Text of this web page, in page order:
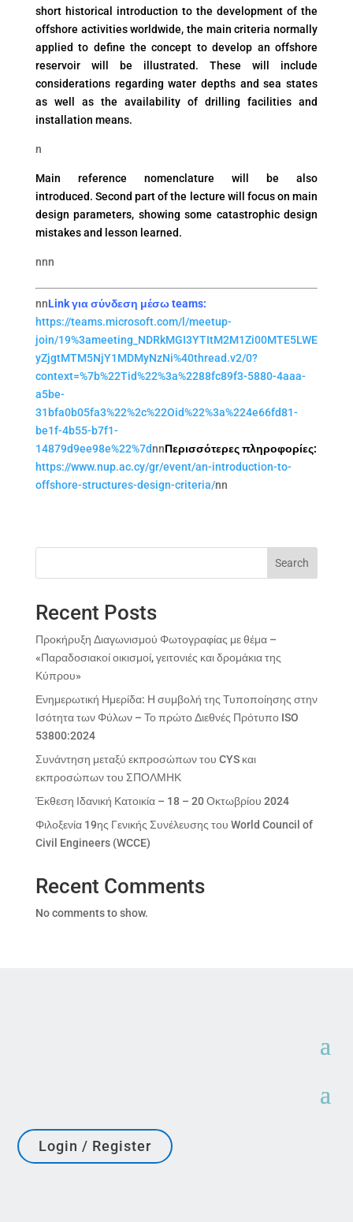
short historical introduction to the development of the
offshore activities worldwide, the main criteria normally
applied to define the concept to develop an offshore
reservoir will be illustrated. These will include
considerations regarding water depths and sea states
as well as the availability of drilling facilities and
installation means.
n
Main reference nomenclature will be also
introduced. Second part of the lecture will focus on main
design parameters, showing some catastrophic design
mistakes and lesson learned.
nnn
nnLink για σύνδεση μέσω teams:
https://teams.microsoft.com/l/meetup-
join/19%3ameeting_NDRkMGI3YTItM2M1Zi00MTE5LWE
yZjgtMTM5NjY1MDMyNzNi%40thread.v2/0?
context=%7b%22Tid%22%3a%2288fc89f3-5880-4aaa-
a5be-
31bfa0b05fa3%22%2c%22Oid%22%3a%224e66fd81-
be1f-4b55-b7f1-
14879d9ee98e%22%7dnnΠερισσότερες πληροφορίες:
https://www.nup.ac.cy/gr/event/an-introduction-to-
offshore-structures-design-criteria/nn
Search
Recent Posts
Προκήρυξη Διαγωνισμού Φωτογραφίας με θέμα –
«Παραδοσιακοί οικισμοί, γειτονιές και δρομάκια της
Κύπρου»
Ενημερωτική Ημερίδα: Η συμβολή της Τυποποίησης στην
Ισότητα των Φύλων – Το πρώτο Διεθνές Πρότυπο ISO
53800:2024
Συνάντηση μεταξύ εκπροσώπων του CYS και
εκπροσώπων του ΣΠΟΛΜΗΚ
Έκθεση Ιδανική Κατοικία – 18 – 20 Οκτωβρίου 2024
Φιλοξενία 19ης Γενικής Συνέλευσης του World Council of
Civil Engineers (WCCE)
Recent Comments
No comments to show.
Login / Register